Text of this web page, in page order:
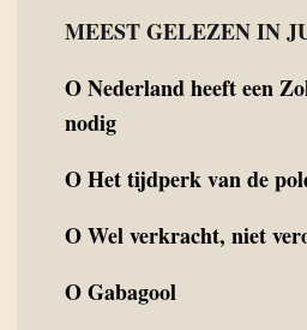
MEEST GELEZEN IN
ONederland heeft een
nodig
OHet tijdperk van de
OWel verkracht, niet
OGabagool